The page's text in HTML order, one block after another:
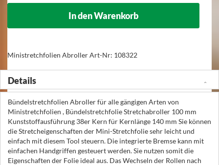
In den Warenkorb
Ministretchfolien Abroller Art-Nr: 108322
Details
Bündelstretchfolien Abroller für alle gängigen Arten von
Ministretchfolien , Bündelstretchfolie Stretchabroller 100 mm
Kunststoffausführung 38er Kern für Kernlänge 140 mm Sie können
die Stretcheigenschaften der Mini-Stretchfolie sehr leicht und
einfach mit diesem Tool steuern. Die integrierte Bremse kann mit
einfachen Handgriffen gesteuert werden. Sie nutzen somit die
Eigenschaften der Folie ideal aus. Das Wechseln der Rollen nach